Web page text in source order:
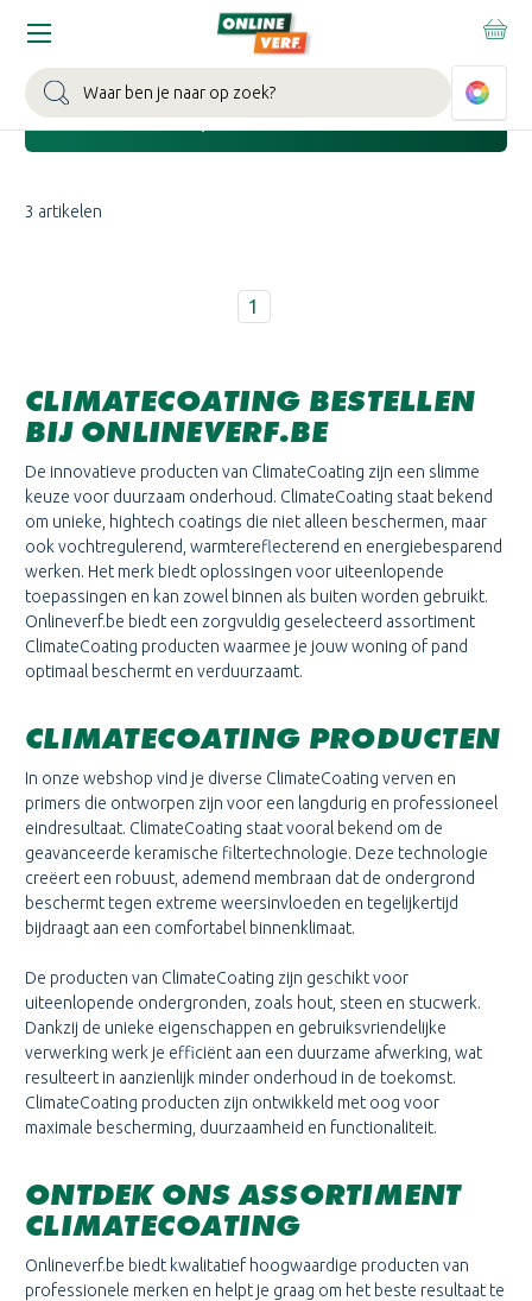
Zoeken
Home ClimateCoating
3 artikelen
1
Toon de filters
CLIMATECOATING BESTELLEN
BIJ ONLINEVERF.BE
De innovatieve producten van ClimateCoating zijn een slimme
keuze voor duurzaam onderhoud. ClimateCoating staat bekend
om unieke, hightech coatings die niet alleen beschermen, maar
ook vochtregulerend, warmtereflecterend en energiebesparend
werken. Het merk biedt oplossingen voor uiteenlopende
toepassingen en kan zowel binnen als buiten worden gebruikt.
Onlineverf.be biedt een zorgvuldig geselecteerd assortiment
ClimateCoating producten waarmee je jouw woning of pand
optimaal beschermt en verduurzaamt.
CLIMATECOATING PRODUCTEN
In onze webshop vind je diverse ClimateCoating verven en
primers die ontworpen zijn voor een langdurig en professioneel
eindresultaat. ClimateCoating staat vooral bekend om de
geavanceerde keramische filtertechnologie. Deze technologie
creëert een robuust, ademend membraan dat de ondergrond
beschermt tegen extreme weersinvloeden en tegelijkertijd
bijdraagt aan een comfortabel binnenklimaat.
De producten van ClimateCoating zijn geschikt voor
uiteenlopende ondergronden, zoals hout, steen en stucwerk.
Dankzij de unieke eigenschappen en gebruiksvriendelijke
verwerking werk je efficiënt aan een duurzame afwerking, wat
resulteert in aanzienlijk minder onderhoud in de toekomst.
ClimateCoating producten zijn ontwikkeld met oog voor
maximale bescherming, duurzaamheid en functionaliteit.
ONTDEK ONS ASSORTIMENT
CLIMATECOATING
Onlineverf.be biedt kwalitatief hoogwaardige producten van
professionele merken en helpt je graag om het beste resultaat te